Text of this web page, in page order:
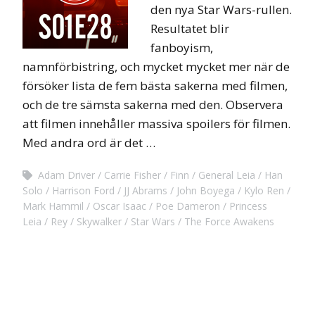
den nya Star Wars-rullen.
Resultatet blir
fanboyism,
namnförbistring, och mycket mycket mer när de
försöker lista de fem bästa sakerna med filmen,
och de tre sämsta sakerna med den. Observera
att filmen innehåller massiva spoilers för filmen.
Med andra ord är det …
Adam Driver Carrie Fisher Finn General Leia
Han
Solo
Harrison Ford JJ Abrams John Boyega
Kylo Ren
Mark Hammil
Oscar Isaac Poe Dameron
Princess
Leia
Rey Skywalker Star Wars The Force Awakens